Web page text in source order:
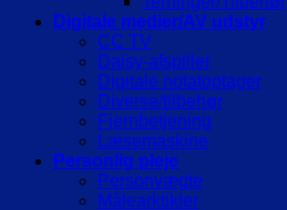
Digitale medier/AV udstyr
CC TV
Daisy-afspiller
Digitale notatoptager
Diverse/tilbehør
Fjernbetjening
Læsemaskine
Personlig pleje
Personvægte
Målearktikler